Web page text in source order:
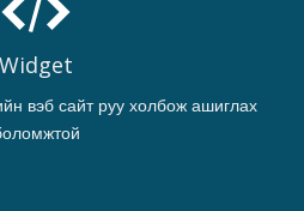
Widget
вэб сайт руу холбож ашиглах